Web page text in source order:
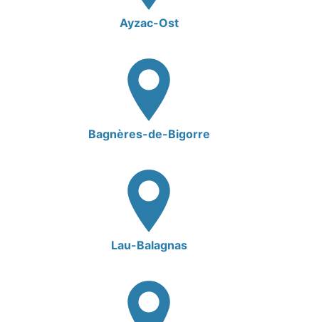
Ayzac-Ost
Bagnères-de-Bigorre
Lau-Balagnas